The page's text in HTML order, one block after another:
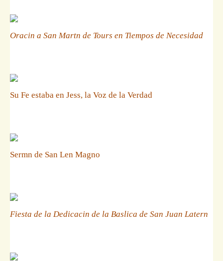
Oracin a San Martn de Tours en Tiempos de Necesidad
Su Fe estaba en Jess, la Voz de la Verdad
Sermn de San Len Magno
Fiesta de la Dedicacin de la Baslica de San Juan Latern